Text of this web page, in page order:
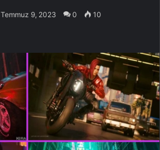
Temmuz 9, 2023 0 10